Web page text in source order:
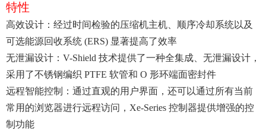
特性
高效设计：经过时间检验的压缩机主机、顺序冷却系统以及
可选能源回收系统 (ERS) 显著提高了效率
无泄漏设计：V-Shield 技术提供了一种全集成、无泄漏设计，
采用了不锈钢编织 PTFE 软管和 O 形环端面密封件
远程智能控制：通过直观的用户界面，还可以通过所有当前
常用的浏览器进行远程访问，Xe-Series 控制器提供增强的控
制功能